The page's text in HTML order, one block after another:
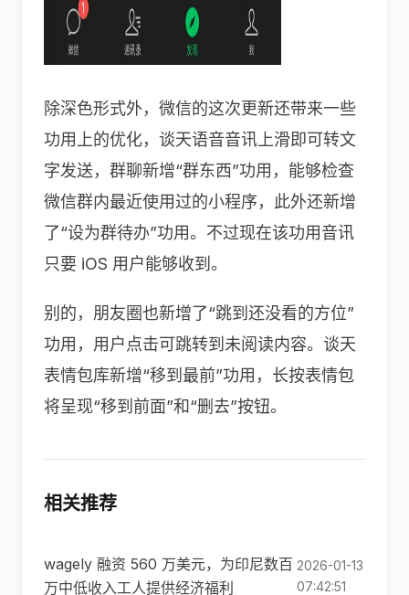
除深色形式外，微信的这次更新还带来一些
功用上的优化，谈天语音音讯上滑即可转文
字发送，群聊新增“群东西”功用，能够检查
微信群内最近使用过的小程序，此外还新增
了“设为群待办”功用。不过现在该功用音讯
只要 iOS 用户能够收到。
别的，朋友圈也新增了“跳到还没看的方位”
功用，用户点击可跳转到未阅读内容。谈天
表情包库新增“移到最前”功用，长按表情包
将呈现“移到前面”和“删去”按钮。
相关推荐
wagely 融资 560 万美元，为印尼数百
万中低收入工人提供经济福利
2026-01-13
07:42:51